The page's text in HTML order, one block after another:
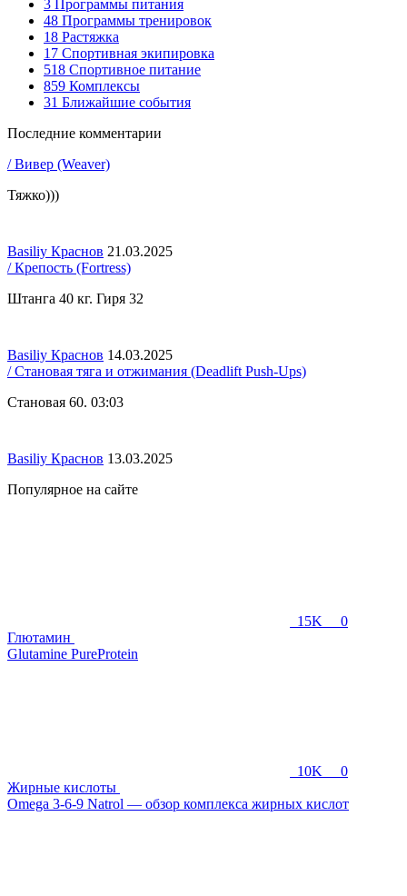
3 Программы питания
48 Программы тренировок
18 Растяжка
17 Спортивная экипировка
518 Спортивное питание
859 Комплексы
31 Ближайшие события
Последние комментарии
/ Вивер (Weaver)
Тяжко)))
Basiliy Краснов 21.03.2025
/ Крепость (Fortress)
Штанга 40 кг. Гиря 32
Basiliy Краснов 14.03.2025
/ Становая тяга и отжимания (Deadlift Push-Ups)
Становая 60. 03:03
Basiliy Краснов 13.03.2025
Популярное на сайте
15K
0
Глютамин
Glutamine PureProtein
10K
0
Жирные кислоты
Omega 3-6-9 Natrol — обзор комплекса жирных кислот